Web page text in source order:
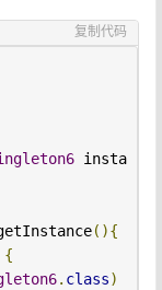
复制代码
insta
(){
{
. class)